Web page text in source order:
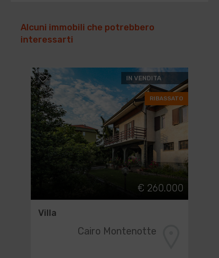
Alcuni immobili che potrebbero
interessarti
IN VENDITA
RIBASSATO
€ 260.000
Villa
Cairo Montenotte